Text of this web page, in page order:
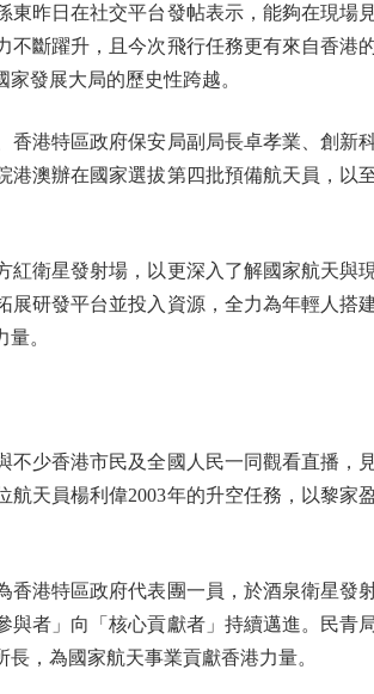
昨日在社交平台發帖表示，能夠在現場
斷躍升，且今次飛行任務更有來自香港
發展大局的歷史性跨越。
特區政府保安局副局長卓孝業、創新
澳辦在國家選拔第四批預備航天員，以
星發射場，以更深入了解國家航天與
研發平台並投入資源，全力為年輕人搭
。
香港市民及全國人民一同觀看直播，
天員楊利偉2003年的升空任務，以黎家
特區政府代表團一員，於酒泉衛星發
者」向「核心貢獻者」持續邁進。民青
，為國家航天事業貢獻香港力量。